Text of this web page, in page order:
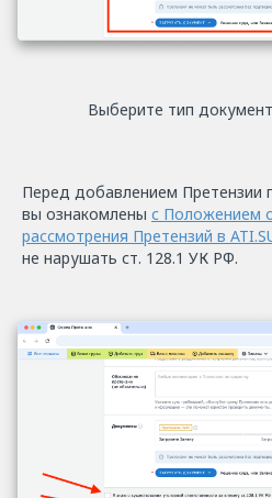
Выберите тип
Перед добавлением Претензии
вы ознакомлены с Положением
рассмотрения Претензий в
не нарушать ст. 128.1 УК РФ.